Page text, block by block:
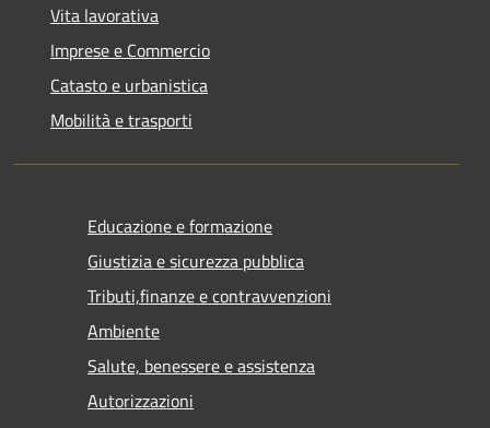
Vita lavorativa
Imprese e Commercio
Catasto e urbanistica
Mobilità e trasporti
Educazione e formazione
Giustizia e sicurezza pubblica
Tributi,finanze e contravvenzioni
Ambiente
Salute, benessere e assistenza
Autorizzazioni